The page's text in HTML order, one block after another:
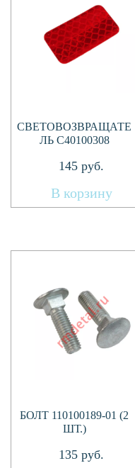
СВЕТОВОЗВРАЩАТЕ
ЛЬ C40100308
145 руб.
В корзину
БОЛТ 110100189-01 (2
ШТ.)
135 руб.